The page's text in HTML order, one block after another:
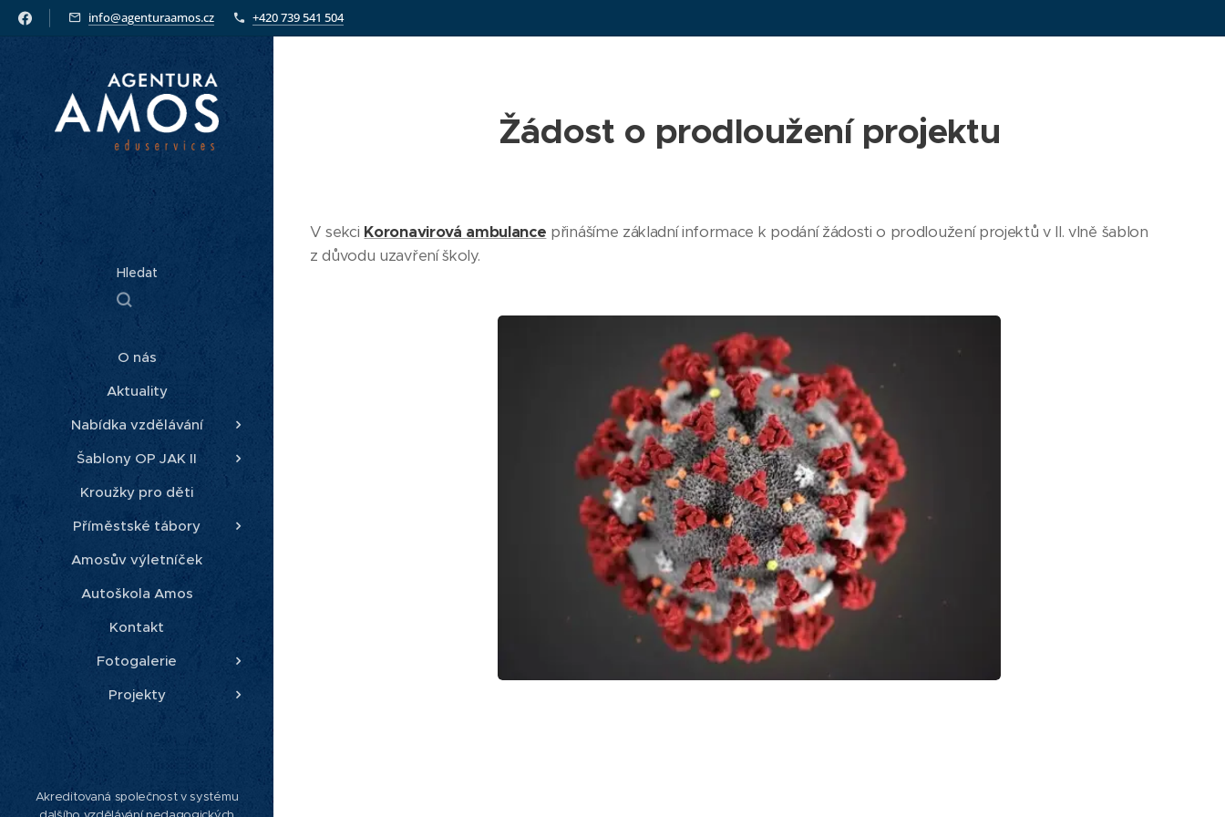
info@agenturaamos.cz +420 739 541 504
Hledat
O nás
Aktuality
Nabídka vzdělávání
Šablony OP JAK II
Kroužky pro děti
Příměstské tábory
Amosův výletníček
Autoškola Amos
Kontakt
Fotogalerie
Projekty
Žádost o prodloužení projektu
V sekci Koronavirová ambulance přinášíme základní informace k podání žádosti o prodloužení projektů v II. vlně šablon
z důvodu uzavření školy.
Akreditovaná společnost v systému